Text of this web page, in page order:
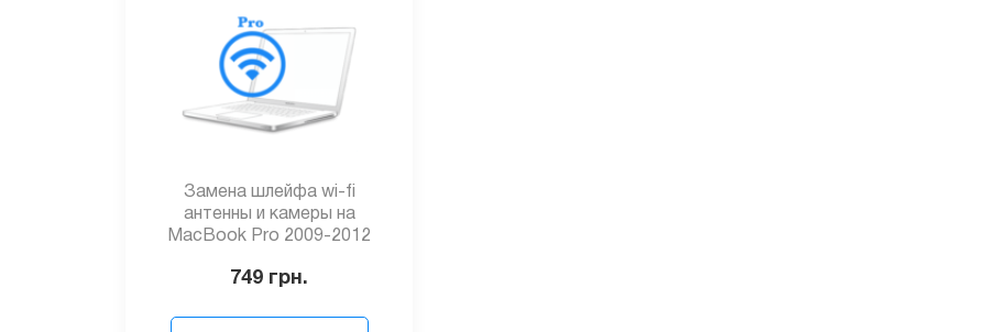
Замена шлейфа wi-fi
антенны и камеры на
MacBook Pro 2009-2012
749 грн.